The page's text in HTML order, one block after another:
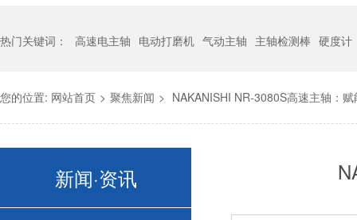
热门关键词： 高速电主轴 电动打磨机 气动主轴 主轴检测棒 硬度计
您的位置: 网站首页 > 聚焦新闻 > NAKANISHI NR-3080S高速主轴：
新闻·资讯